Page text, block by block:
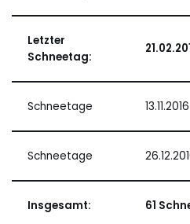
Letzter
Schneetag:
Schneetage
Schneetage
Insgesamt: 61